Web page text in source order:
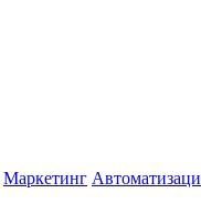
Маркетинг